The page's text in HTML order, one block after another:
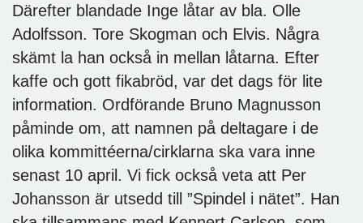
Därefter blandade Inge låtar av bla. Olle
Adolfsson. Tore Skogman och Elvis. Några
skämt la han också in mellan låtarna. Efter
kaffe och gott fikabröd, var det dags för lite
information. Ordförande Bruno Magnusson
påminde om, att namnen på deltagare i de
olika kommittéerna/cirklarna ska vara inne
senast 10 april. Vi fick också veta att Per
Johansson är utsedd till ”Spindel i nätet”. Han